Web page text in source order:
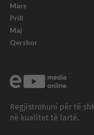
Mars
Prill
Maj
Qershor
Regjistrohuni për të
në kualitet të lartë.